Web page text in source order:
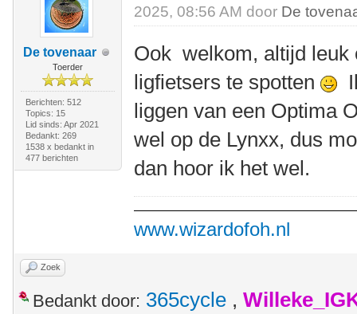
De tovenaar
Toerder
Berichten: 512
Topics: 15
Lid sinds: Apr 2021
Bedankt: 269
1538 x bedankt in
477 berichten
2025, 08:56 AM door De
Ook welkom, altijd leuk
ligfietsers te spotten
liggen van een Optima
wel op de Lynxx, dus
dan hoor ik het wel.
www.wizardofoh.nl
Zoek
Bedankt door: 365cycle ,